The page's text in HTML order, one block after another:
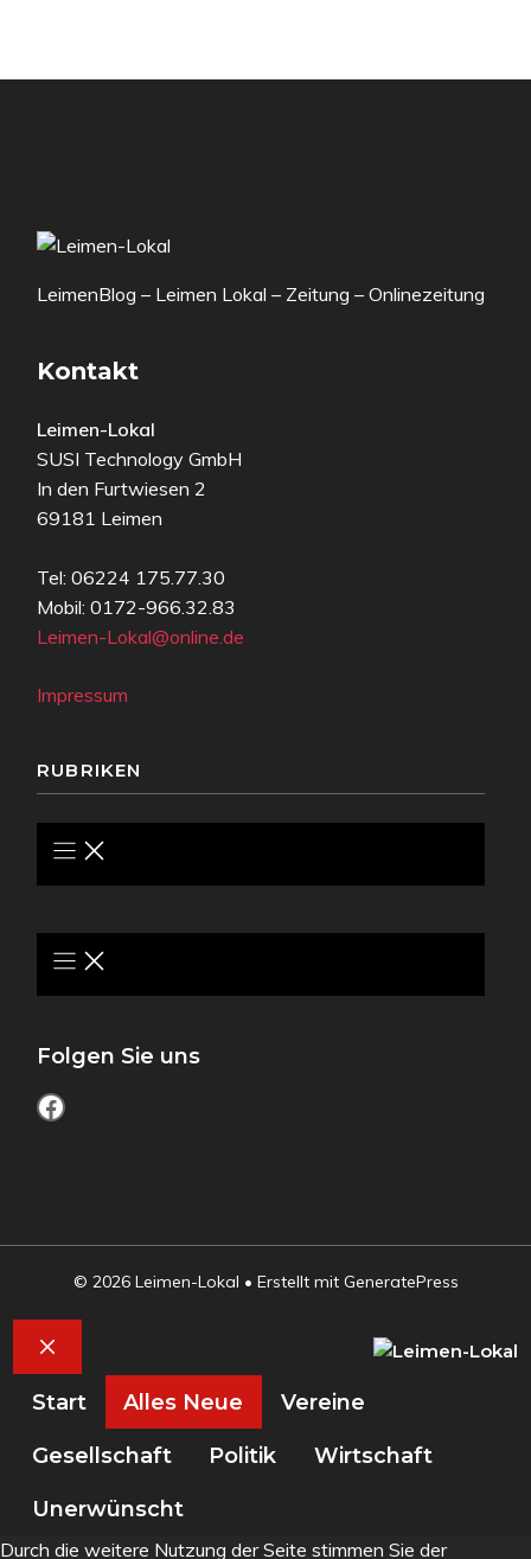
LeimenBlog – Leimen Lokal – Zeitung – Onlinezeitung
Kontakt
Leimen-Lokal
SUSI Technology GmbH
In den Furtwiesen 2
69181 Leimen
Tel: 06224 175.77.30
Mobil: 0172-966.32.83
Leimen-Lokal@online.de
Impressum
RUBRIKEN
Folgen Sie uns
Facebook
© 2026 Leimen-Lokal • Erstellt mit GeneratePress
Schließen
Start Alles Neue Vereine
Gesellschaft Politik Wirtschaft
Unerwünscht
Durch die weitere Nutzung der Seite stimmen Sie der